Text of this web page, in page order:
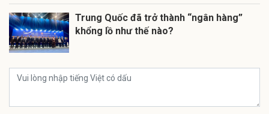
Trung Quốc đã trở thành “ngân hàng”
khổng lồ như thế nào?